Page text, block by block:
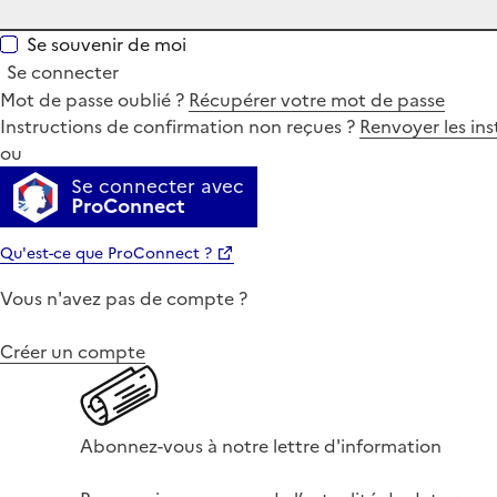
Se souvenir de moi
Se connecter
Mot de passe oublié ? Récupérer votre mot de passe
Instructions de confirmation non reçues ? Renvoyer les
ou
Se connecter avec
ProConnect
Qu'est-ce que ProConnect ?
Vous n'avez pas de compte ?
Créer un compte
Abonnez-vous à notre lettre d'information